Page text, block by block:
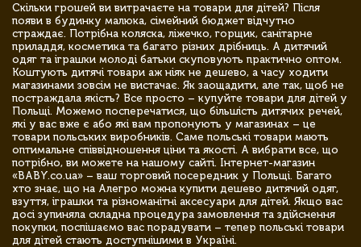
Скільки грошей ви витрачаєте на товари для дітей? Після
появи в будинку малюка, сімейний бюджет відчутно
страждає. Потрібна коляска, ліжечко, горщик, санітарне
приладдя, косметика та багато різних дрібниць. А дитячий
одяг та іграшки молоді батьки скуповують практично оптом.
Коштують дитячі товари аж ніяк не дешево, а часу ходити
магазинами зовсім не вистачає. Як заощадити, але так, щоб не
постраждала якість? Все просто – купуйте товари для дітей у
Польщі. Можемо посперечатися, що більшість дитячих речей,
які у вас вже є або які вам пропонують у магазинах – це
товари польських виробників. Саме польські товари мають
оптимальне співвідношення ціни та якості. А вибрати все, що
потрібно, ви можете на нашому сайті. Інтернет-магазин
«BABY.co.ua» – ваш торговий посередник у Польщі. Багато
хто знає, що на Алегро можна купити дешево дитячий одяг,
взуття, іграшки та різноманітні аксесуари для дітей. Якщо вас
досі зупиняла складна процедура замовлення та здійснення
покупки, поспішаємо вас порадувати – тепер польські товари
для дітей стають доступнішими в Україні.